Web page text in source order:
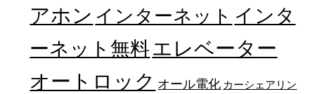
アホン インターネット インタ
ーネット無料エレベーター
オートロック オール電化 カーシェアリン